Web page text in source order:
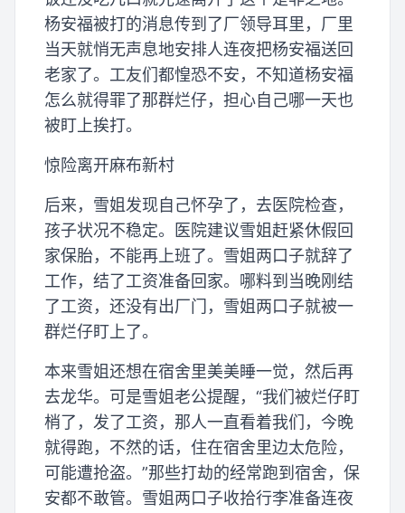
杨安福被打的消息传到了厂领导耳里，厂里
当天就悄无声息地安排人连夜把杨安福送回
老家了。工友们都惶恐不安，不知道杨安福
怎么就得罪了那群烂仔，担心自己哪一天也
被盯上挨打。
惊险离开麻布新村
后来，雪姐发现自己怀孕了，去医院检查，
孩子状况不稳定。医院建议雪姐赶紧休假回
家保胎，不能再上班了。雪姐两口子就辞了
工作，结了工资准备回家。哪料到当晚刚结
了工资，还没有出厂门，雪姐两口子就被一
群烂仔盯上了。
本来雪姐还想在宿舍里美美睡一觉，然后再
去龙华。可是雪姐老公提醒，“我们被烂仔盯
梢了，发了工资，那人一直看着我们，今晚
就得跑，不然的话，住在宿舍里边太危险，
可能遭抢盗。”那些打劫的经常跑到宿舍，保
安都不敢管。雪姐两口子收拾行李准备连夜